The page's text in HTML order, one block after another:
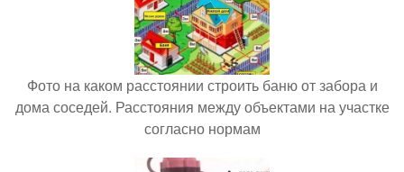
Фото на каком расстоянии строить баню от забора и
дома соседей. Расстояния между объектами на участке
согласно нормам